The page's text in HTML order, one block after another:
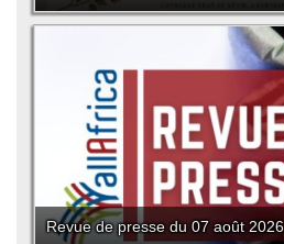
Revue de presse du 07 août 2026